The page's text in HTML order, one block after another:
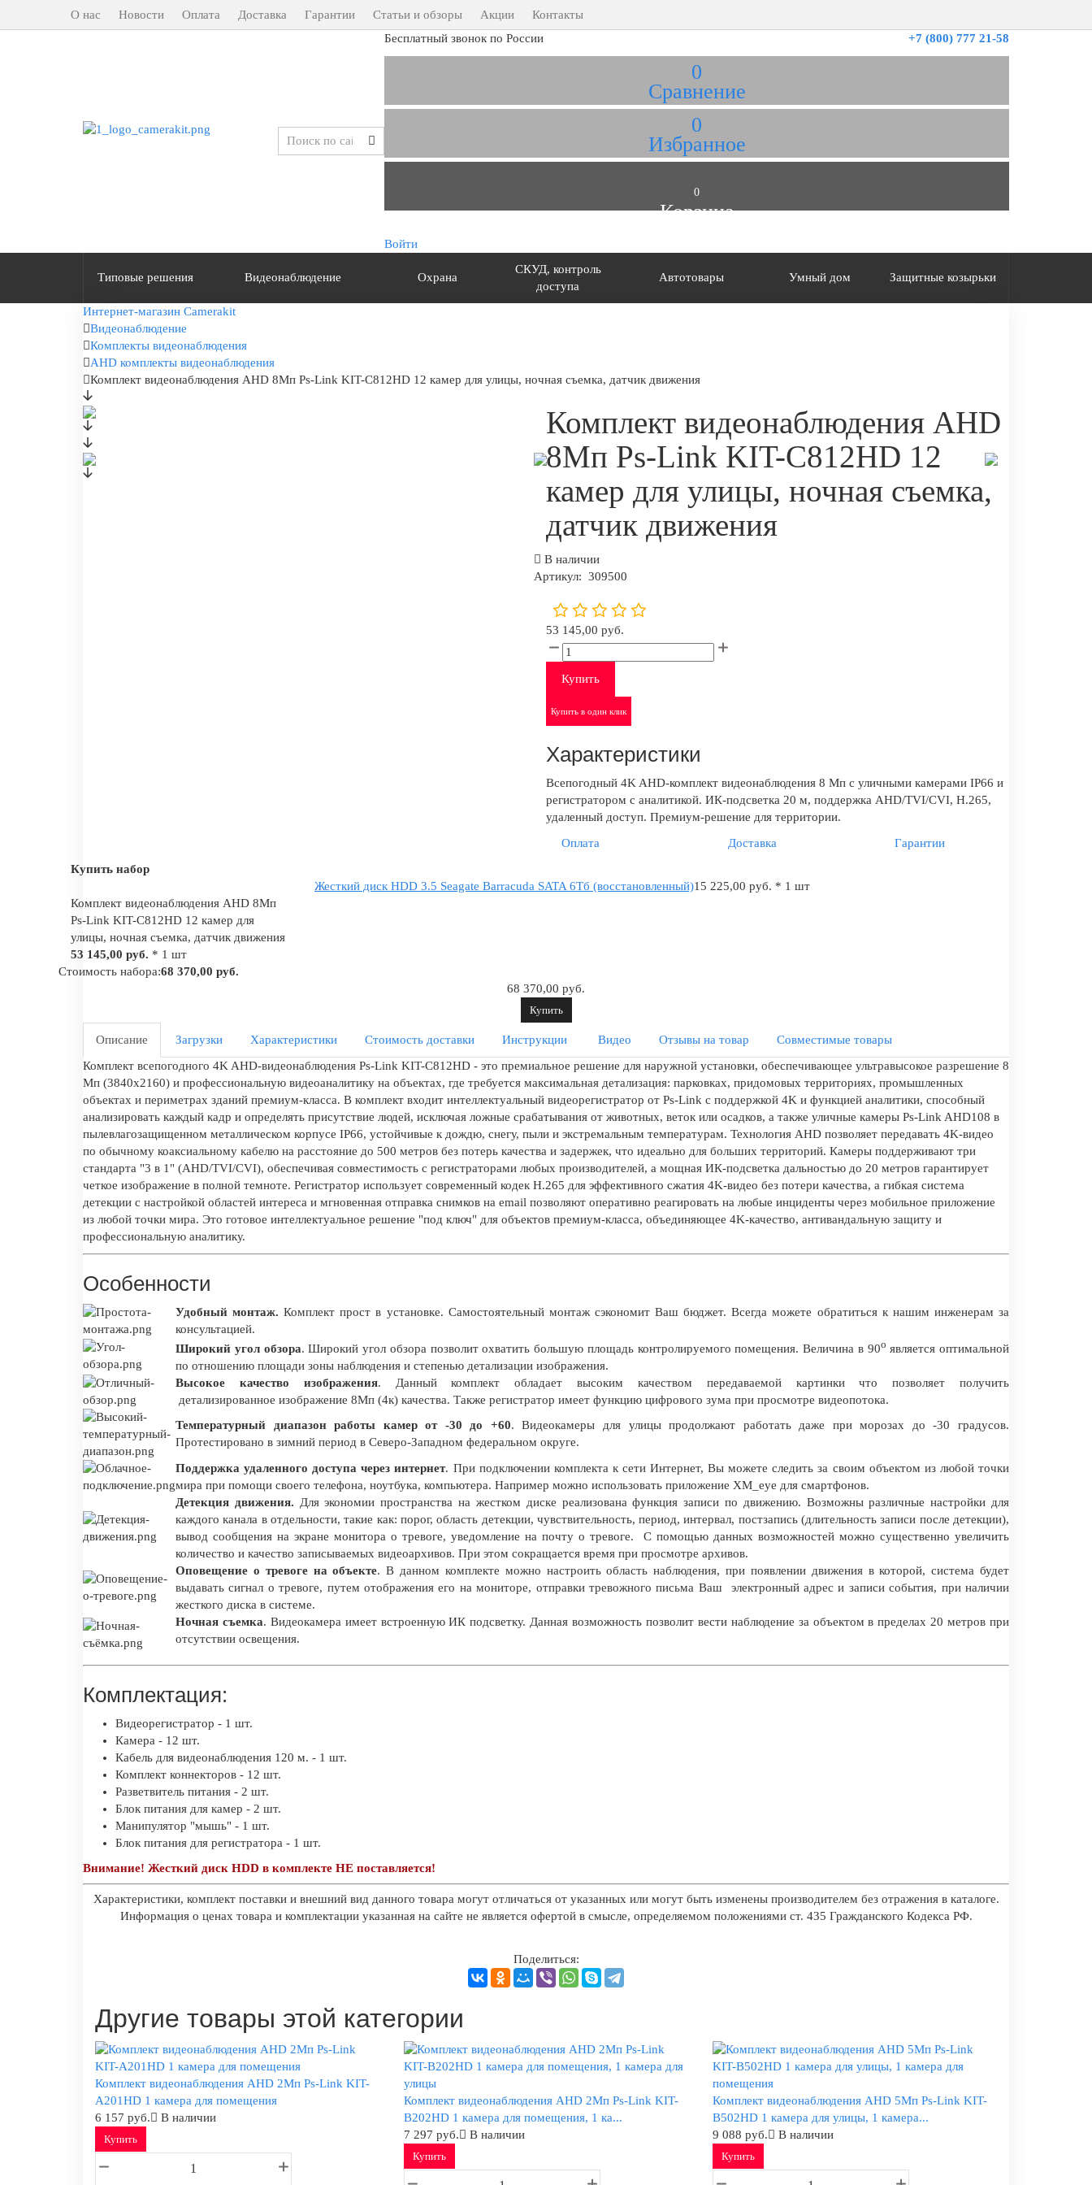
О нас Новости Оплата Доставка Гарантии Статьи и обзоры Акции
Контакты
+7 (800) 777 21-58
Бесплатный звонок по России
0
Сравнение
0
Избранное
0
Корзина
Войти
Типовые решения Видеонаблюдение Охрана
СКУД, контроль
доступа
Автотовары Умный дом Защитные козырьки
Интернет-магазин Camerakit
Видеонаблюдение
Комплекты видеонаблюдения
AHD комплекты видеонаблюдения
Комплект видеонаблюдения AHD 8Мп Ps-Link KIT-C812HD 12 камер для улицы, ночная съемка, датчик движения
Комплект видеонаблюдения AHD
8Мп Ps-Link KIT-C812HD 12
камер для улицы, ночная съемка,
датчик движения
В наличии
Артикул: 309500
53 145,00 руб.
Купить
Купить в один клик
Характеристики
Всепогодный 4K AHD-комплект видеонаблюдения 8 Мп с уличными камерами IP66 и
регистратором с аналитикой. ИК-подсветка 20 м, поддержка AHD/TVI/CVI, H.265,
удаленный доступ. Премиум-решение для территории.
Оплата
Доставка
Гарантии
Купить набор
Комплект видеонаблюдения AHD 8Мп
Ps-Link KIT-C812HD 12 камер для
улицы, ночная съемка, датчик движения
53 145,00 руб. * 1 шт
Жесткий диск HDD 3.5 Seagate Barracuda SATA 6Tб (восстановленный)15 225,00 руб. * 1 шт
Стоимость набора:68 370,00 руб.
68 370,00 руб.
Купить
Описание Загрузки Характеристики Стоимость доставки Инструкции Видео Отзывы на товар
Совместимые товары
Комплект всепогодного 4K AHD-видеонаблюдения Ps-Link KIT-C812HD - это премиальное решение для наружной установки, обеспечивающее ультравысокое разрешение 8
Мп (3840х2160) и профессиональную видеоаналитику на объектах, где требуется максимальная детализация: парковках, придомовых территориях, промышленных
объектах и периметрах зданий премиум-класса. В комплект входит интеллектуальный видеорегистратор от Ps-Link с поддержкой 4K и функцией аналитики, способный
анализировать каждый кадр и определять присутствие людей, исключая ложные срабатывания от животных, веток или осадков, а также уличные камеры Ps-Link AHD108 в
пылевлагозащищенном металлическом корпусе IP66, устойчивые к дождю, снегу, пыли и экстремальным температурам. Технология AHD позволяет передавать 4K-видео
по обычному коаксиальному кабелю на расстояние до 500 метров без потерь качества и задержек, что идеально для больших территорий. Камеры поддерживают три
стандарта "3 в 1" (AHD/TVI/CVI), обеспечивая совместимость с регистраторами любых производителей, а мощная ИК-подсветка дальностью до 20 метров гарантирует
четкое изображение в полной темноте. Регистратор использует современный кодек H.265 для эффективного сжатия 4K-видео без потери качества, а гибкая система
детекции с настройкой областей интереса и мгновенная отправка снимков на email позволяют оперативно реагировать на любые инциденты через мобильное приложение
из любой точки мира. Это готовое интеллектуальное решение "под ключ" для объектов премиум-класса, объединяющее 4K-качество, антивандальную защиту и
профессиональную аналитику.
Особенности
Удобный монтаж. Комплект прост в установке. Самостоятельный монтаж сэкономит Ваш бюджет. Всегда можете обратиться к нашим инженерам за
консультацией.
Широкий угол обзора. Широкий угол обзора позволит охватить большую площадь контролируемого помещения. Величина в 90о является оптимальной
по отношению площади зоны наблюдения и степенью детализации изображения.
Высокое качество изображения. Данный комплект обладает высоким качеством передаваемой картинки что позволяет получить
детализированное изображение 8Мп (4к) качества. Также регистратор имеет функцию цифрового зума при просмотре видеопотока.
Температурный диапазон работы камер от -30 до +60. Видеокамеры для улицы продолжают работать даже при морозах до -30 градусов.
Протестировано в зимний период в Северо-Западном федеральном округе.
Поддержка удаленного доступа через интернет. При подключении комплекта к сети Интернет, Вы можете следить за своим объектом из любой точки
мира при помощи своего телефона, ноутбука, компьютера. Например можно использовать приложение XM_eye для смартфонов.
Детекция движения. Для экономии пространства на жестком диске реализована функция записи по движению. Возможны различные настройки для
каждого канала в отдельности, такие как: порог, область детекции, чувствительность, период, интервал, постзапись (длительность записи после детекции),
вывод сообщения на экране монитора о тревоге, уведомление на почту о тревоге. С помощью данных возможностей можно существенно увеличить
количество и качество записываемых видеоархивов. При этом сокращается время при просмотре архивов.
Оповещение о тревоге на объекте. В данном комплекте можно настроить область наблюдения, при появлении движения в которой, система будет
выдавать сигнал о тревоге, путем отображения его на мониторе, отправки тревожного письма Ваш электронный адрес и записи события, при наличии
жесткого диска в системе.
Ночная съемка. Видеокамера имеет встроенную ИК подсветку. Данная возможность позволит вести наблюдение за объектом в пределах 20 метров при
отсутствии освещения.
Комплектация:
Видеорегистратор - 1 шт.
Камера - 12 шт.
Кабель для видеонаблюдения 120 м. - 1 шт.
Комплект коннекторов - 12 шт.
Разветвитель питания - 2 шт.
Блок питания для камер - 2 шт.
Манипулятор "мышь" - 1 шт.
Блок питания для регистратора - 1 шт.
Внимание! Жесткий диск HDD в комплекте НЕ поставляется!
Характеристики, комплект поставки и внешний вид данного товара могут отличаться от указанных или могут быть изменены производителем без отражения в каталоге.
Информация о ценах товара и комплектации указанная на сайте не является офертой в смысле, определяемом положениями ст. 435 Гражданского Кодекса РФ.
Поделиться:
Другие товары этой категории
Комплект видеонаблюдения AHD 2Мп Ps-Link KIT-
A201HD 1 камера для помещения
6 157 руб.
В наличии
Купить
Комплект видеонаблюдения AHD 2Мп Ps-Link KIT-
B202HD 1 камера для помещения, 1 ка...
7 297 руб.
В наличии
Купить
Комплект видеонаблюдения AHD 5Мп Ps-Link KIT-
B502HD 1 камера для улицы, 1 камера...
9 088 руб.
В наличии
Купить